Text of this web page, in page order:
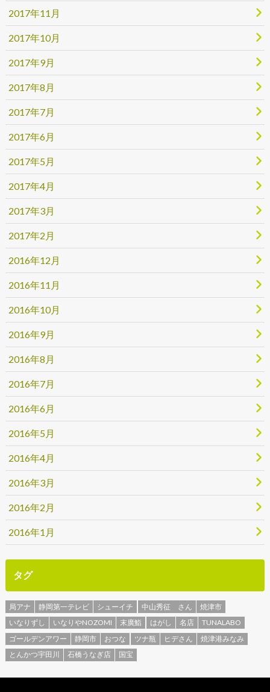
2017年11月
2017年10月
2017年9月
2017年8月
2017年7月
2017年6月
2017年5月
2017年4月
2017年3月
2017年2月
2016年12月
2016年11月
2016年10月
2016年9月
2016年8月
2016年7月
2016年6月
2016年5月
2016年4月
2016年3月
2016年2月
2016年1月
タグ
局アナ 静岡第一テレビ シューイチ 中山秀征 さん
焼津市
いなりずし
いなりやNOZOMI 末廣鮨 はがし 名店
TUNALABO
ゴールデンアワー
静岡市 おつな ツナ瓶 ヒデさん
焼津港みなみ
とんかつ宇田川
石橋うなぎ店 国宝